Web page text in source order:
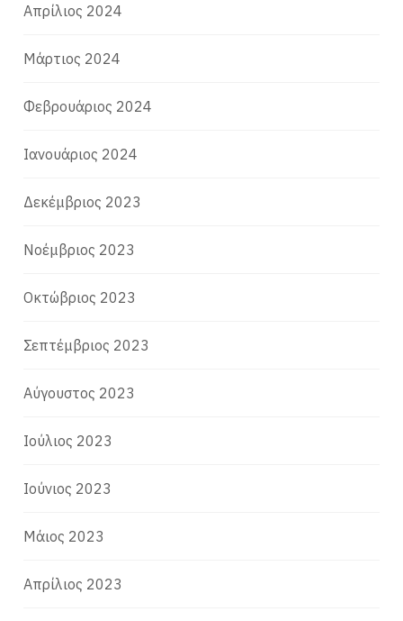
Απρίλιος 2024
Μάρτιος 2024
Φεβρουάριος 2024
Ιανουάριος 2024
Δεκέμβριος 2023
Νοέμβριος 2023
Οκτώβριος 2023
Σεπτέμβριος 2023
Αύγουστος 2023
Ιούλιος 2023
Ιούνιος 2023
Μάιος 2023
Απρίλιος 2023